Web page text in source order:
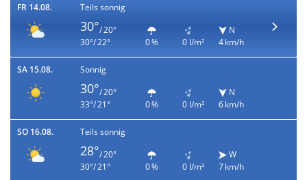
FR 14.08. Teils sonnig
30°/ 20°
30°/ 22°
0 % 0 l/m²
N
4 km/h
SA 15.08. Sonnig
30°/ 20°
33°/ 21°
0 % 0 l/m²
N
6 km/h
SO 16.08. Teils sonnig
28°/ 20°
30°/ 21°
0 % 0 l/m²
W
7 km/h